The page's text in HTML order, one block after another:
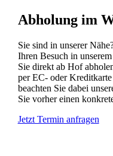
Abholung im
Sie sind in unserer
Ihren Besuch in
Sie direkt ab Hof
per EC- oder
beachten Sie dabei
Sie vorher einen
Jetzt Termin anfragen